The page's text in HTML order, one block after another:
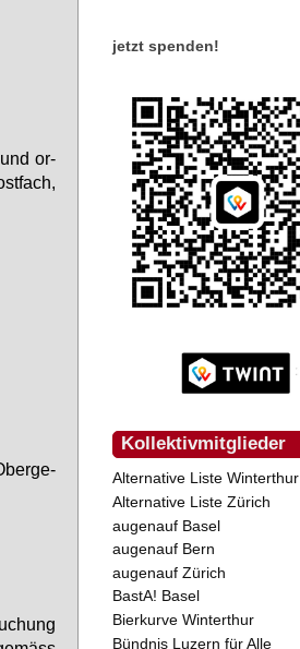
und or­
jetzt spenden!
Kollektivmitglieder
Alternative Liste Winterthur
Alternative Liste Zürich
augenauf Basel
augenauf Bern
augenauf Zürich
BastA! Basel
Bierkurve Winterthur
Bündnis Luzern für Alle